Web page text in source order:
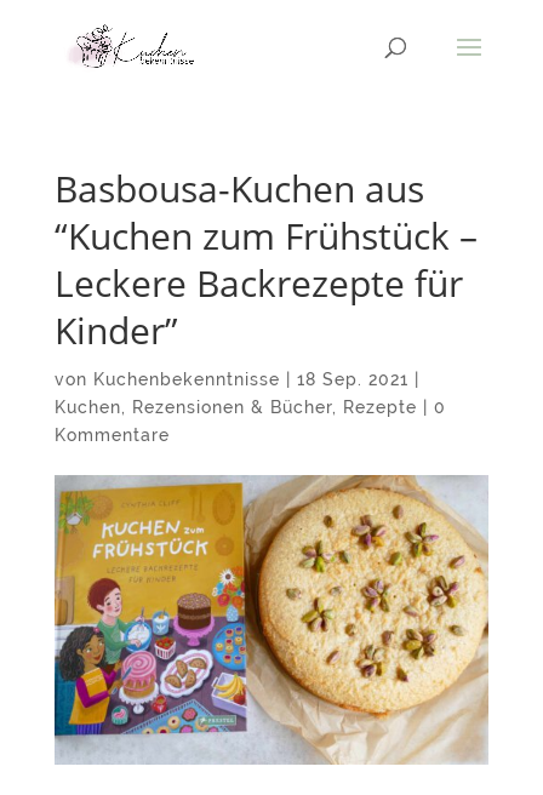
Basbousa-Kuchen aus
“Kuchen zum Frühstück –
Leckere Backrezepte für
Kinder”
von Kuchenbekenntnisse 18 Sep. 2021
Kuchen
Rezensionen & Bücher, Rezepte
0
Kommentare